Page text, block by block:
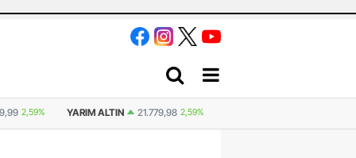
2,59% CUMHURIYET ALTINI 44.829,00